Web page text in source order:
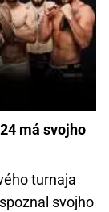
má svojho
turnaja
svojho